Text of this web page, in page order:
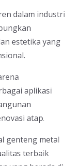
dalam industri
estetika yang
aplikasi
atap.
genteng metal
terbaik